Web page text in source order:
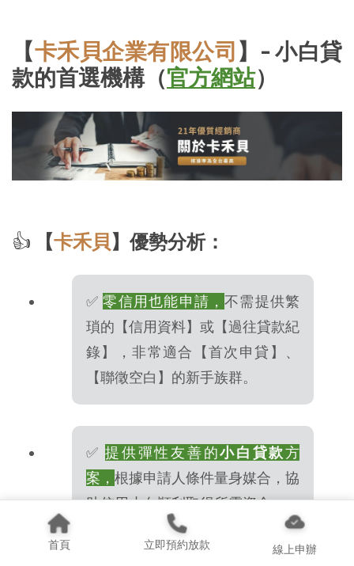
首頁 立即預約放款 線上申辦
【卡禾貝企業有限公司 】- 小白貸
款的首選機構（官方網站）
👍 【卡禾貝】優勢分析：
✅零信用也能申請，不需提供繁
瑣的【信用資料】或【過往貸款紀
錄】，非常適合【首次申貸】、
【聯徵空白】的新手族群。
✅提供彈性友善的小白貸款方
案， 根據申請人條件量身媒合，協
助信用小白順利取得所需資金。